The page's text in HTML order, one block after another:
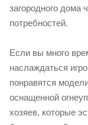
загородного дома
потребностей.
Если вы много
наслаждаться
понравятся
оснащенной
хозяев, которые